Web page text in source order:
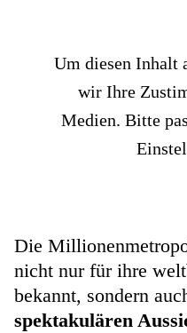
Um diesen Inhalt
wir Ihre
Medien. Bitte
Die
nicht nur für ihre
bekannt, sondern
spektakulären